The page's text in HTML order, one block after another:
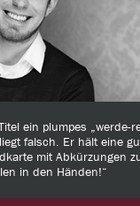
ein plumpes „werde-
falsch. Er hält eine
mit Abkürzungen
in den Händen!“